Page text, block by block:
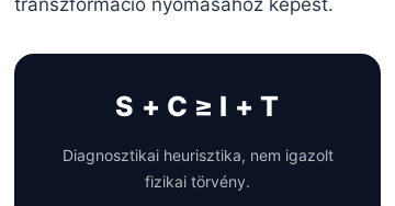
transzformáció nyomásához képest.
S + C ≥ I + T
Diagnosztikai heurisztika, nem igazolt
fizikai törvény.